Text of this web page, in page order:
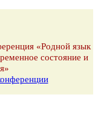
«Родной язык
состояние и